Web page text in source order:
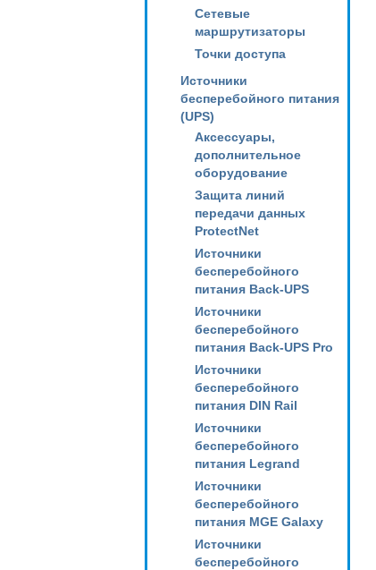
Сетевые
маршрутизаторы
Точки доступа
Источники
бесперебойного питания
(UPS)
Аксессуары,
дополнительное
оборудование
Защита линий
передачи данных
ProtectNet
Источники
бесперебойного
питания Back-UPS
Источники
бесперебойного
питания Back-UPS Pro
Источники
бесперебойного
питания DIN Rail
Источники
бесперебойного
питания Legrand
Источники
бесперебойного
питания MGE Galaxy
Источники
бесперебойного